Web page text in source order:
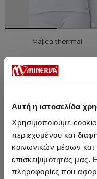
Αυτή η ιστοσελίδα
Χρησιμοποιούμε
περιεχομένου και
κοινωνικών μέσων και
επισκεψιμότητάς μας.
πληροφορίες που
Majica therrmal
3393 Дин.2879 Дин.